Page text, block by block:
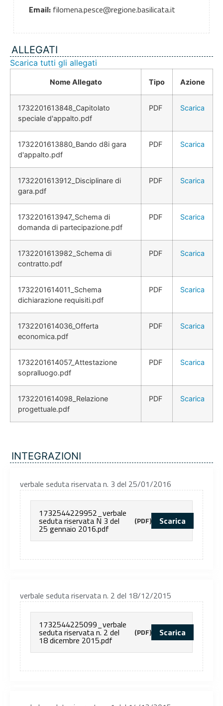
Email:filomena.pesce@regione.basilicata.it
ALLEGATI
Scarica tutti gli allegati
Nome Allegato Tipo Azione
1732201613848_Capitolato
speciale d'appalto.pdf
PDF Scarica
1732201613880_Bando d8i gara
d'appalto.pdf
PDF Scarica
1732201613912_Disciplinare di
gara.pdf
PDF Scarica
1732201613947_Schema di
domanda di partecipazione.pdf
PDF Scarica
1732201613982_Schema di
contratto.pdf
PDF Scarica
1732201614011_Schema
dichiarazione requisiti.pdf
PDF Scarica
1732201614036_Offerta
economica.pdf
PDF Scarica
1732201614057_Attestazione
sopralluogo.pdf
PDF Scarica
1732201614098_Relazione
progettuale.pdf
PDF Scarica
INTEGRAZIONI
verbale seduta riservata n. 3 del 25/01/2016
1732544229952_verbale
seduta riservata N 3 del
25 gennaio 2016.pdf
(PDF) Scarica
verbale seduta riservata n. 2 del 18/12/2015
1732544225099_verbale
seduta riservata n. 2 del
18 dicembre 2015.pdf
(PDF) Scarica